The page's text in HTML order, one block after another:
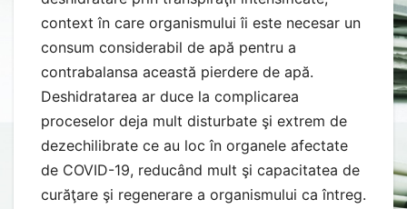
context în care organismului îi este necesar un
consum considerabil de apă pentru a
contrabalansa această pierdere de apă.
Deshidratarea ar duce la complicarea
proceselor deja mult disturbate şi extrem de
dezechilibrate ce au loc în organele afectate
de COVID-19, reducând mult şi capacitatea de
curăţare şi regenerare a organismului ca întreg.